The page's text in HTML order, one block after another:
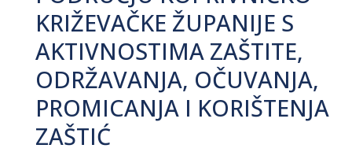
KRIŽEVAČKE ŽUPANIJE S
AKTIVNOSTIMA ZAŠTITE,
ODRŽAVANJA, OČUVANJA,
PROMICANJA I KORIŠTENJA
ZAŠTIĆ